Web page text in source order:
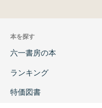
本を探す
六一書房の本
ランキング
特価図書